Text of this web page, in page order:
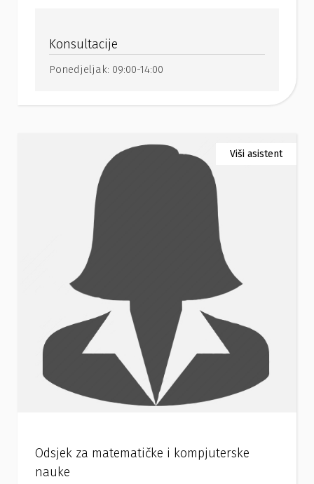
Konsultacije
Ponedjeljak: 09:00-14:00
Viši asistent
Odsjek za matematičke i kompjuterske
nauke